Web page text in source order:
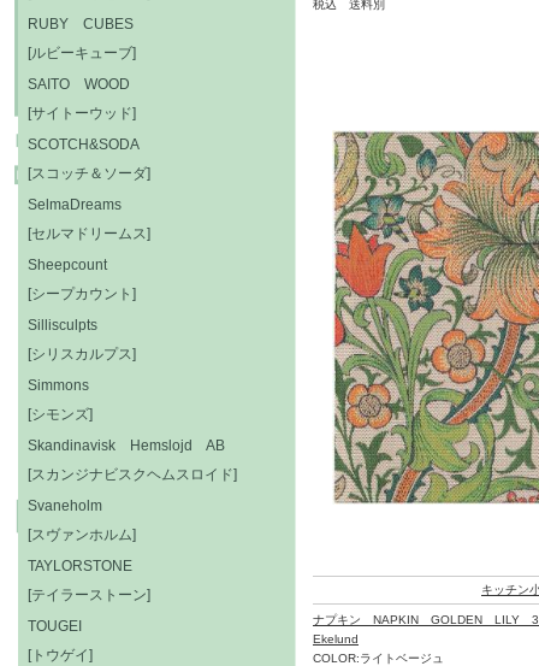
税込 送料別
キッチン
ナプキン NAPKIN GOLDEN LILY
Ekelund
COLOR:ライトベージュ
RUBY CUBES
[ルビーキューブ]
SAITO WOOD
[サイトーウッド]
SCOTCH&SODA
[スコッチ＆ソーダ]
SelmaDreams
[セルマドリームス]
Sheepcount
[シープカウント]
Sillisculpts
[シリスカルプス]
Simmons
[シモンズ]
Skandinavisk Hemslojd AB
[スカンジナビスクヘムスロイド]
Svaneholm
[スヴァンホルム]
TAYLORSTONE
[テイラーストーン]
TOUGEI
[トウゲイ]